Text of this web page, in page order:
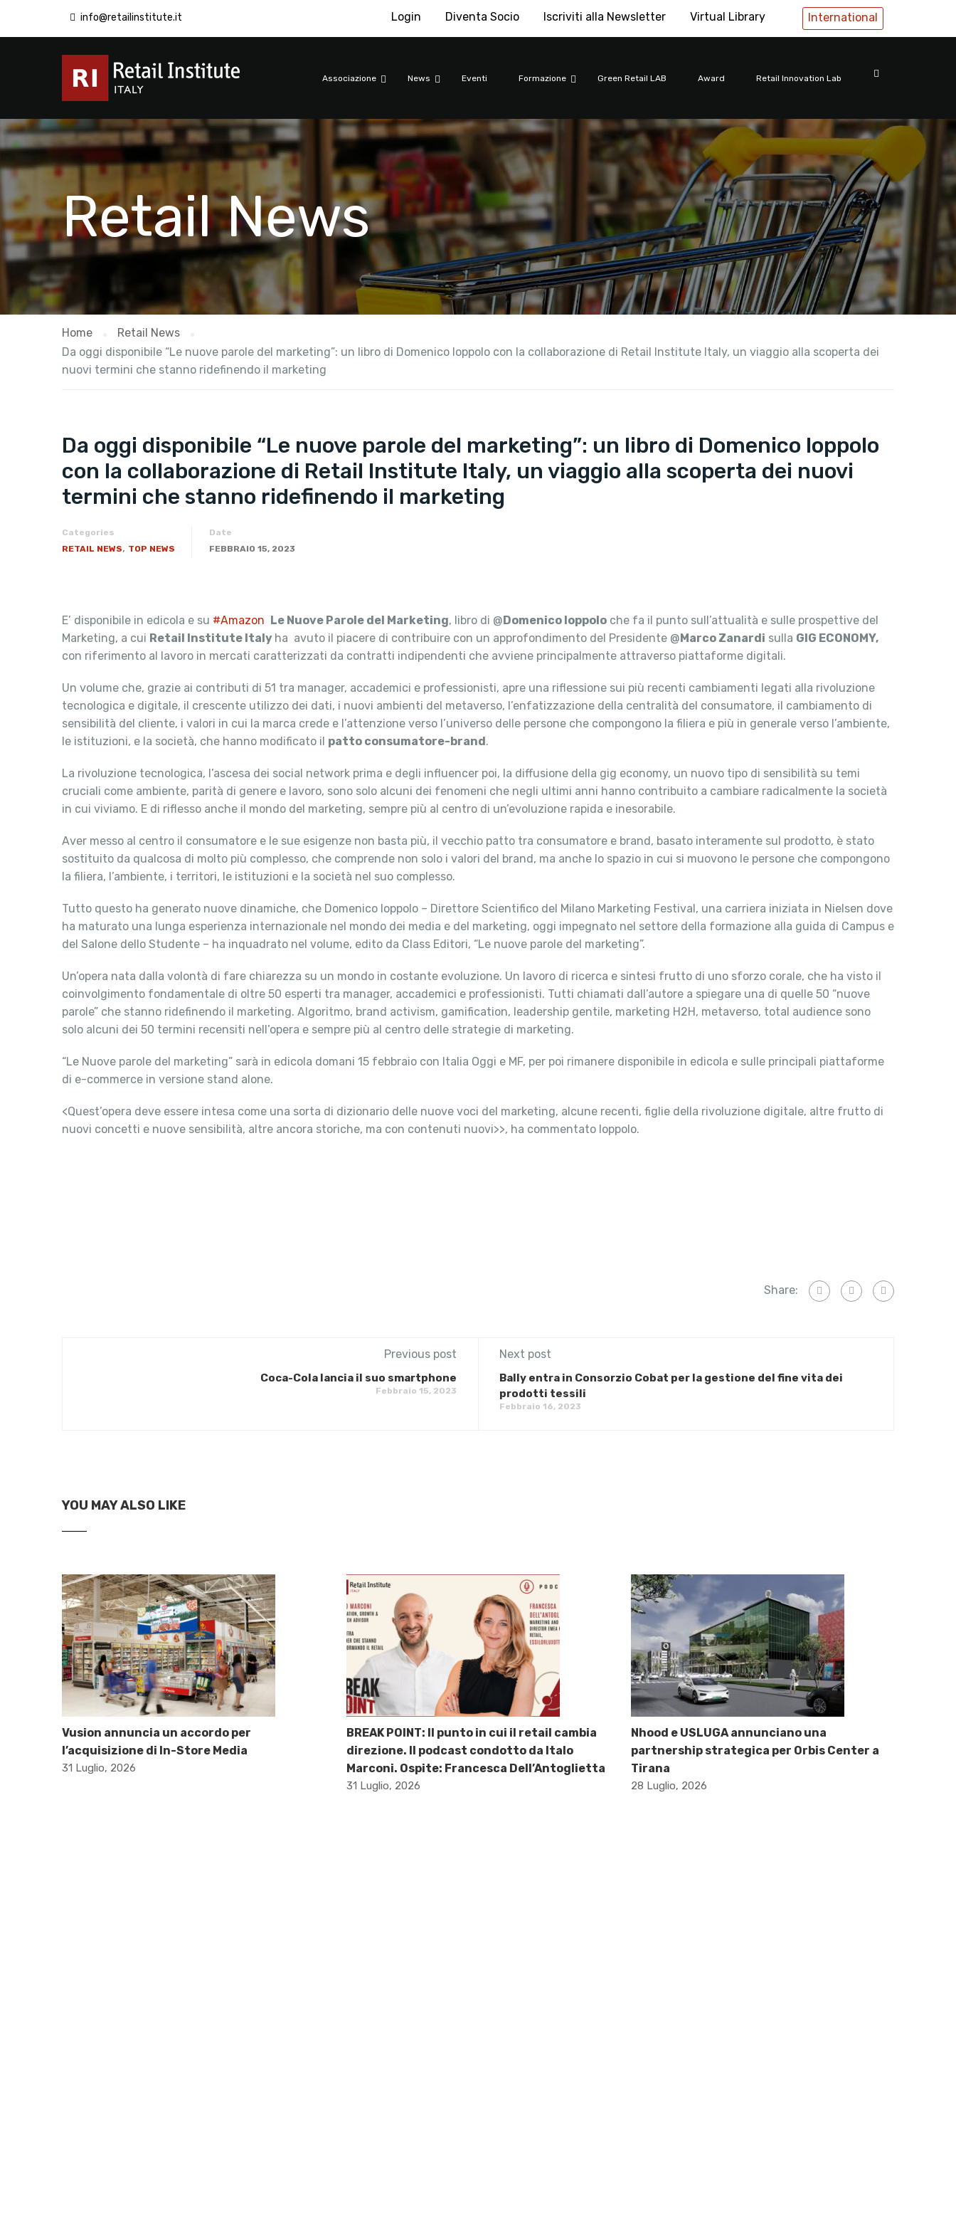
info@retailinstitute.it International
Login Diventa Socio Iscriviti alla Newsletter Virtual Library
Associazione News Eventi Formazione Green Retail LAB Award Retail Innovation Lab
Retail News
Home
Retail News
Da oggi disponibile “Le nuove parole del marketing”: un libro di Domenico Ioppolo con la collaborazione di Retail Institute Italy, un viaggio alla scoperta dei
nuovi termini che stanno ridefinendo il marketing
Da oggi disponibile “Le nuove parole del marketing”: un libro di Domenico Ioppolo
con la collaborazione di Retail Institute Italy, un viaggio alla scoperta dei nuovi
termini che stanno ridefinendo il marketing
Categories
RETAIL NEWS, TOP NEWS
Date
FEBBRAIO 15, 2023
E’ disponibile in edicola e su #Amazon Le Nuove Parole del Marketing, libro di @Domenico Ioppolo che fa il punto sull’attualità e sulle prospettive del
Marketing, a cui Retail Institute Italy ha avuto il piacere di contribuire con un approfondimento del Presidente @Marco Zanardi sulla GIG ECONOMY,
con riferimento al lavoro in mercati caratterizzati da contratti indipendenti che avviene principalmente attraverso piattaforme digitali.
Un volume che, grazie ai contributi di 51 tra manager, accademici e professionisti, apre una riflessione sui più recenti cambiamenti legati alla rivoluzione
tecnologica e digitale, il crescente utilizzo dei dati, i nuovi ambienti del metaverso, l’enfatizzazione della centralità del consumatore, il cambiamento di
sensibilità del cliente, i valori in cui la marca crede e l’attenzione verso l’universo delle persone che compongono la filiera e più in generale verso l’ambiente,
le istituzioni, e la società, che hanno modificato il patto consumatore-brand.
La rivoluzione tecnologica, l’ascesa dei social network prima e degli influencer poi, la diffusione della gig economy, un nuovo tipo di sensibilità su temi
cruciali come ambiente, parità di genere e lavoro, sono solo alcuni dei fenomeni che negli ultimi anni hanno contribuito a cambiare radicalmente la società
in cui viviamo. E di riflesso anche il mondo del marketing, sempre più al centro di un’evoluzione rapida e inesorabile.
Aver messo al centro il consumatore e le sue esigenze non basta più, il vecchio patto tra consumatore e brand, basato interamente sul prodotto, è stato
sostituito da qualcosa di molto più complesso, che comprende non solo i valori del brand, ma anche lo spazio in cui si muovono le persone che compongono
la filiera, l’ambiente, i territori, le istituzioni e la società nel suo complesso.
Tutto questo ha generato nuove dinamiche, che Domenico Ioppolo – Direttore Scientifico del Milano Marketing Festival, una carriera iniziata in Nielsen dove
ha maturato una lunga esperienza internazionale nel mondo dei media e del marketing, oggi impegnato nel settore della formazione alla guida di Campus e
del Salone dello Studente – ha inquadrato nel volume, edito da Class Editori, “Le nuove parole del marketing”.
Un’opera nata dalla volontà di fare chiarezza su un mondo in costante evoluzione. Un lavoro di ricerca e sintesi frutto di uno sforzo corale, che ha visto il
coinvolgimento fondamentale di oltre 50 esperti tra manager, accademici e professionisti. Tutti chiamati dall’autore a spiegare una di quelle 50 “nuove
parole” che stanno ridefinendo il marketing. Algoritmo, brand activism, gamification, leadership gentile, marketing H2H, metaverso, total audience sono
solo alcuni dei 50 termini recensiti nell’opera e sempre più al centro delle strategie di marketing.
“Le Nuove parole del marketing” sarà in edicola domani 15 febbraio con Italia Oggi e MF, per poi rimanere disponibile in edicola e sulle principali piattaforme
di e-commerce in versione stand alone.
<Quest’opera deve essere intesa come una sorta di dizionario delle nuove voci del marketing, alcune recenti, figlie della rivoluzione digitale, altre frutto di
nuovi concetti e nuove sensibilità, altre ancora storiche, ma con contenuti nuovi>>, ha commentato Ioppolo.
Share:
Previous post
Coca-Cola lancia il suo smartphone
Febbraio 15, 2023
Next post
Bally entra in Consorzio Cobat per la gestione del fine vita dei
prodotti tessili
Febbraio 16, 2023
YOU MAY ALSO LIKE
Vusion annuncia un accordo per
l’acquisizione di In-Store Media
31 Luglio, 2026
BREAK POINT: Il punto in cui il retail cambia
direzione. Il podcast condotto da Italo
Marconi. Ospite: Francesca Dell’Antoglietta
31 Luglio, 2026
Nhood e USLUGA annunciano una
partnership strategica per Orbis Center a
Tirana
28 Luglio, 2026